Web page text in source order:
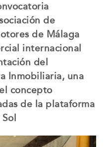
de
de Málaga
internacional
del
Inmobiliaria, una
concepto
de la plataforma